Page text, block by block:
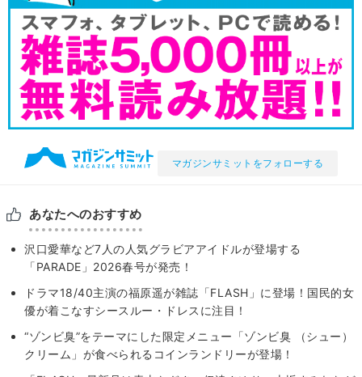
マガジンサミットをフォローする
あなたへのおすすめ
沢口愛華など7人の人気グラビアアイドルが登場する
「PARADE」2026春号が発売！
ドラマ18/40主演の福原遥が雑誌「FLASH」に登場！国民的女
優が着こなすシースルー・ドレスに注目！
“ゾンビ臭”をテーマにした限定メニュー「ゾンビ臭 （シュー）
クリーム」が食べられるコインランドリーが登場！